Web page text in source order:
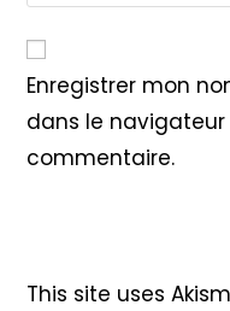
comment
votre
site
(facultatif)
Enregistrer mon
dans le
commentaire.
This site uses